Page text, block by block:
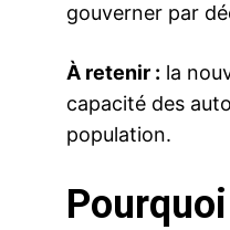
gouverner par
À retenir : la
capacité des
population.